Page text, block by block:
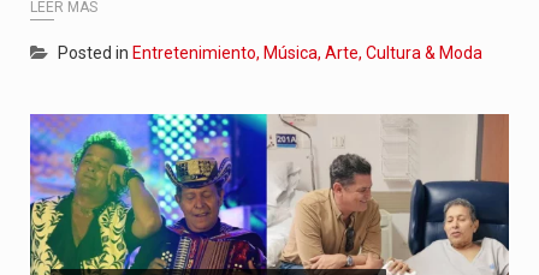
LEER MÁS
Posted in Entretenimiento, Música, Arte, Cultura & Moda